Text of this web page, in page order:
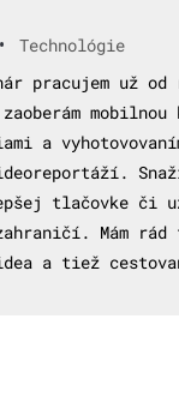
•
Technológie
pracujem už od
mobilnou
a
tlačovke či
Mám rád
a tiež